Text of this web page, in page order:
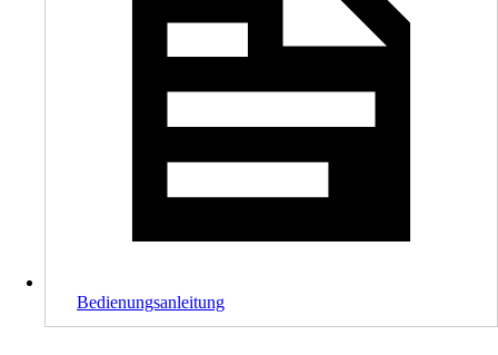
Bedienungsanleitung